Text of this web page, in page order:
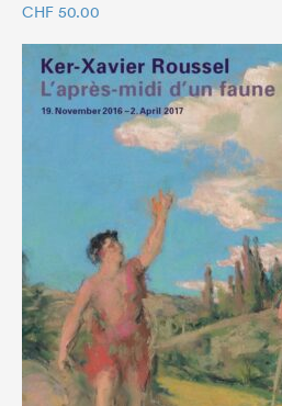
CHF 50.00